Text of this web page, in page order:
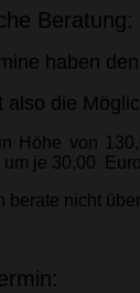
Beratung:
haben
also die
Höhe von
um je 30,00
berate nicht